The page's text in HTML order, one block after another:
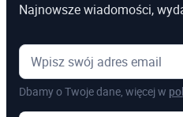
Najnowsze wiadomości,
Dbamy o Twoje dane, więcej w